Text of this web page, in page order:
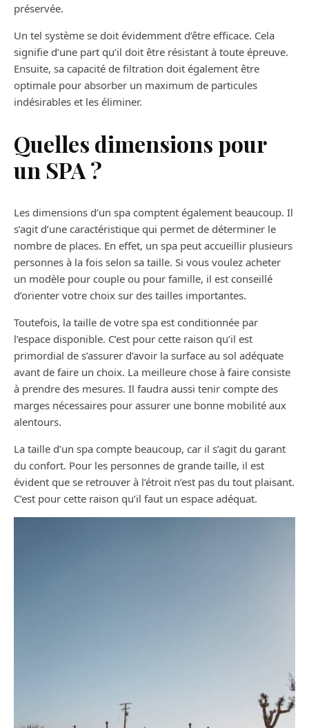
préservée.
Un tel système se doit évidemment d’être efficace. Cela
signifie d’une part qu’il doit être résistant à toute épreuve.
Ensuite, sa capacité de filtration doit également être
optimale pour absorber un maximum de particules
indésirables et les éliminer.
Quelles dimensions pour
un SPA ?
Les dimensions d’un spa comptent également beaucoup. Il
s’agit d’une caractéristique qui permet de déterminer le
nombre de places. En effet, un spa peut accueillir plusieurs
personnes à la fois selon sa taille. Si vous voulez acheter
un modèle pour couple ou pour famille, il est conseillé
d’orienter votre choix sur des tailles importantes.
Toutefois, la taille de votre spa est conditionnée par
l’espace disponible. C’est pour cette raison qu’il est
primordial de s’assurer d’avoir la surface au sol adéquate
avant de faire un choix. La meilleure chose à faire consiste
à prendre des mesures. Il faudra aussi tenir compte des
marges nécessaires pour assurer une bonne mobilité aux
alentours.
La taille d’un spa compte beaucoup, car il s’agit du garant
du confort. Pour les personnes de grande taille, il est
évident que se retrouver à l’étroit n’est pas du tout plaisant.
C’est pour cette raison qu’il faut un espace adéquat.